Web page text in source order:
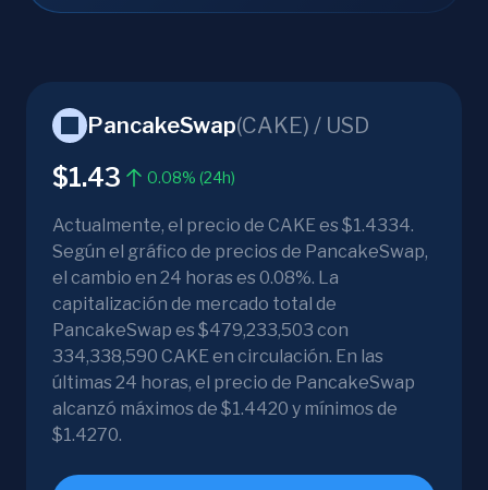
PancakeSwap(CAKE) / USD
$1.43 0.08% (24h)
Actualmente, el precio de CAKE es $1.4334.
Según el gráfico de precios de PancakeSwap,
el cambio en 24 horas es 0.08%. La
capitalización de mercado total de
PancakeSwap es $479,233,503 con
334,338,590 CAKE en circulación. En las
últimas 24 horas, el precio de PancakeSwap
alcanzó máximos de $1.4420 y mínimos de
$1.4270.